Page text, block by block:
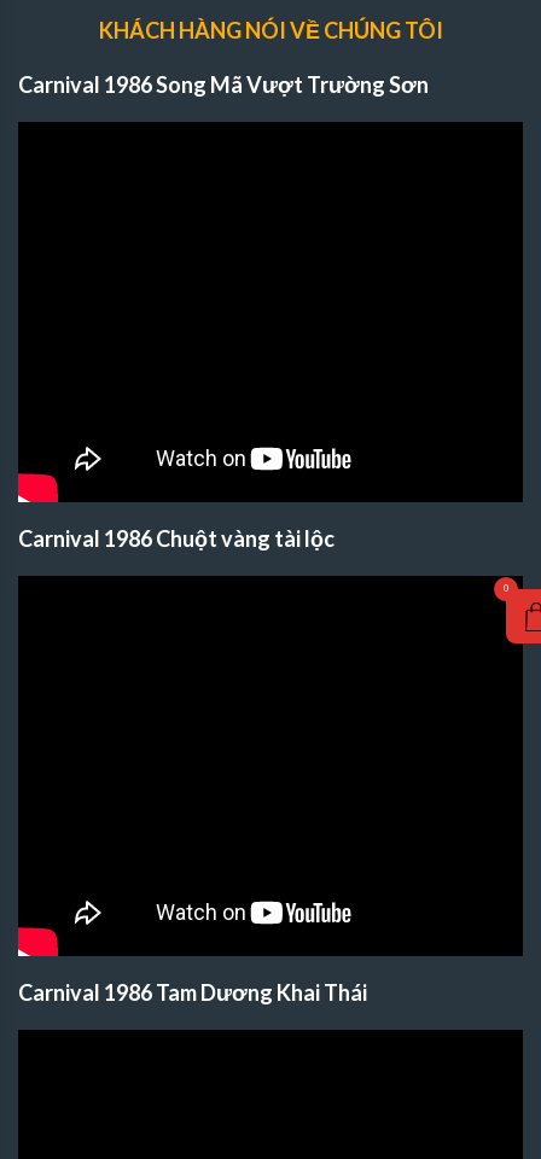
KHÁCH HÀNG NÓI VỀ CHÚNG TÔI
Carnival 1986 Song Mã Vượt Trường Sơn
Carnival 1986 Chuột vàng tài lộc
Carnival 1986 Tam Dương Khai Thái